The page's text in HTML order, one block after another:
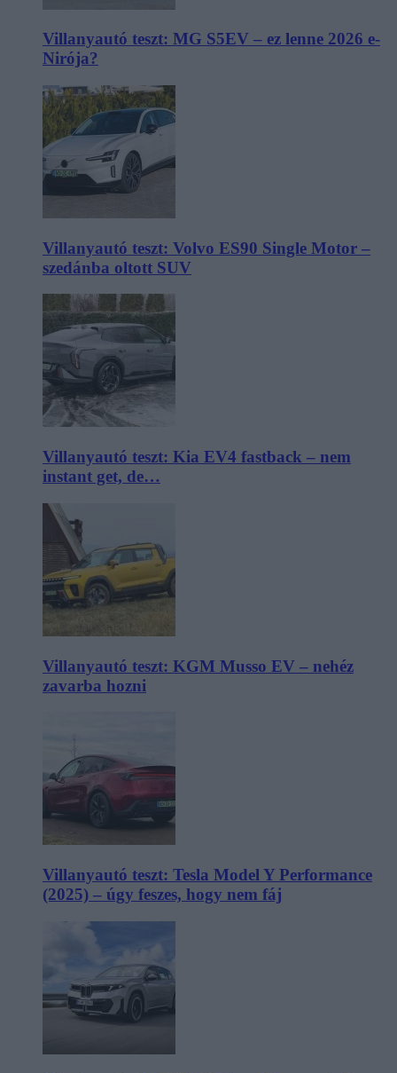
Villanyautó teszt: MG S5EV – ez lenne 2026 e-
Nirója?
Villanyautó teszt: Volvo ES90 Single Motor –
szedánba oltott SUV
Villanyautó teszt: Kia EV4 fastback – nem
instant get, de…
Villanyautó teszt: KGM Musso EV – nehéz
zavarba hozni
Villanyautó teszt: Tesla Model Y Performance
(2025) – úgy feszes, hogy nem fáj